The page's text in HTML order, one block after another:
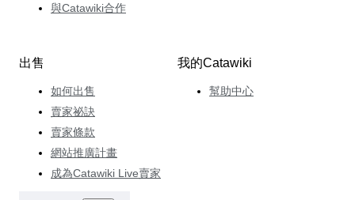
與Catawiki合作
出售
如何出售
賣家祕訣
賣家條款
網站推廣計畫
成為Catawiki Live賣家
我的Catawiki
幫助中心